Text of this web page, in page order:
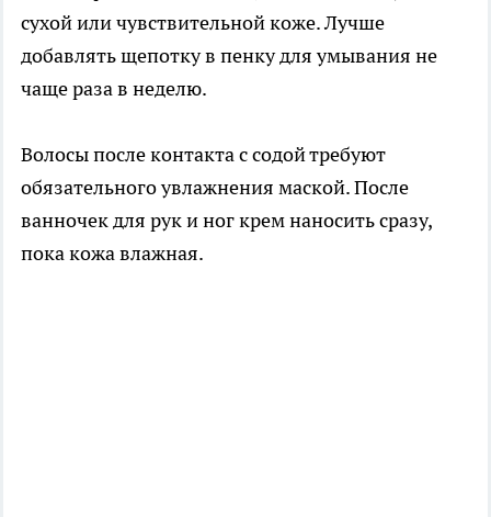
сухой или чувствительной коже. Лучше
добавлять щепотку в пенку для умывания не
чаще раза в неделю.
Волосы после контакта с содой требуют
обязательного увлажнения маской. После
ванночек для рук и ног крем наносить сразу,
пока кожа влажная.